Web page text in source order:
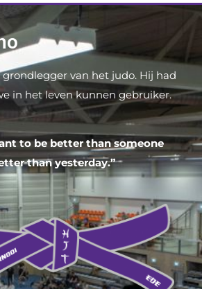
grondlegger van het judo. Hij had
in het leven kunnen gebruiker.
to be better than someone
than yesterday.”